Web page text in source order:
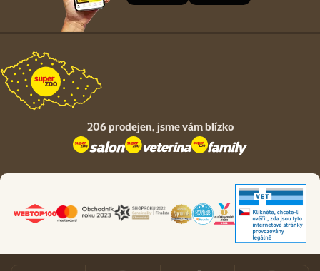
206 prodejen, jsme vám blízko